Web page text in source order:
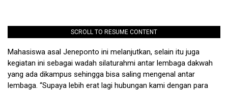
SCROLL TO RESUME CONTENT
Mahasiswa asal Jeneponto ini melanjutkan, selain itu juga
kegiatan ini sebagai wadah silaturahmi antar lembaga dakwah
yang ada dikampus sehingga bisa saling mengenal antar
lembaga. “Supaya lebih erat lagi hubungan kami dengan para